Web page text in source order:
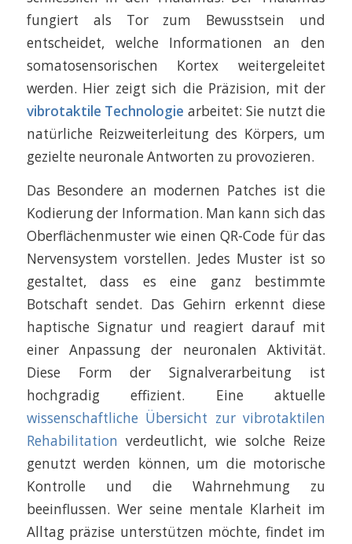
fungiert als Tor zum Bewusstsein und
entscheidet, welche Informationen an den
somatosensorischen Kortex weitergeleitet
werden. Hier zeigt sich die Präzision, mit der
vibrotaktile Technologie arbeitet: Sie nutzt die
natürliche Reizweiterleitung des Körpers, um
gezielte neuronale Antworten zu provozieren.
Das Besondere an modernen Patches ist die
Kodierung der Information. Man kann sich das
Oberflächenmuster wie einen QR-Code für das
Nervensystem vorstellen. Jedes Muster ist so
gestaltet, dass es eine ganz bestimmte
Botschaft sendet. Das Gehirn erkennt diese
haptische Signatur und reagiert darauf mit
einer Anpassung der neuronalen Aktivität.
Diese Form der Signalverarbeitung ist
hochgradig effizient. Eine aktuelle
wissenschaftliche Übersicht zur vibrotaktilen
Rehabilitation verdeutlicht, wie solche Reize
genutzt werden können, um die motorische
Kontrolle und die Wahrnehmung zu
beeinflussen. Wer seine mentale Klarheit im
Alltag präzise unterstützen möchte, findet im